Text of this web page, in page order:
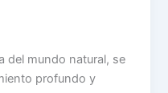
del mundo natural, se
profundo y